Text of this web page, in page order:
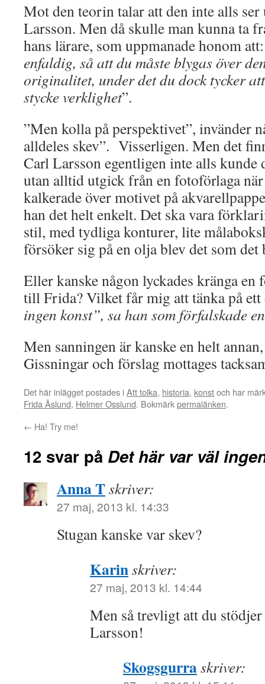
Mot den teorin talar att den inte alls ser
Larsson. Men då skulle man kunna ta
hans lärare, som uppmanade honom
enfaldig, så att du måste blygas över
originalitet, under det du dock tycker
stycke verklighet”.
”Men kolla på perspektivet”, invänder
alldeles skev”. Visserligen. Men det
Carl Larsson egentligen inte alls kunde
utan alltid utgick från en fotoförlaga
kalkerade över motivet på
han det helt enkelt. Det ska vara
stil, med tydliga konturer, lite
försöker sig på en olja blev det som det
Eller kanske någon lyckades kränga
till Frida? Vilket får mig att tänka på
ingen konst”, sa han som förfalskade
Men sanningen är kanske en helt
Gissningar och förslag mottages
Det här inlägget postades iAtt tolka, historia, konstoch har
Frida Åslund, Helmer Osslund. Bokmärkpermalänken.
← Ha! Try me!
12 svar på Det här var väl
Anna Tskriver:
27 maj, 2013 kl. 14:33
Stugan kanske var skev?
Karinskriver:
27 maj, 2013 kl. 14:44
Men så trevligt att du
Larsson!
Skogsgurraskriver: